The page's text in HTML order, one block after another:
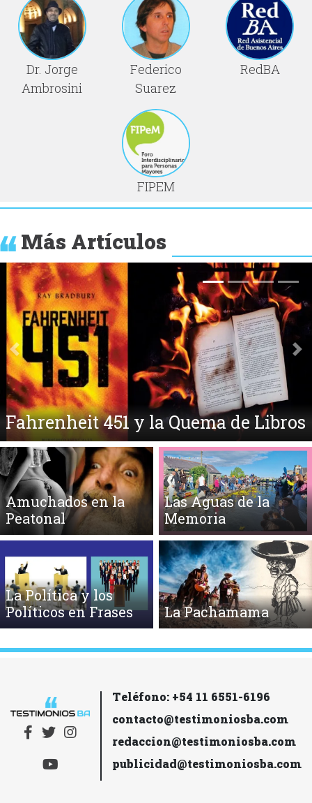
Dr. Jorge
Ambrosini
Federico
Suarez
RedBA
FIPEM
Más Artículos
El Ajenjo
Anterior
Amuchados en la
Peatonal
Las Aguas de la
Memoria
La Política y los
Políticos en Frases
La Pachamama
Teléfono: +54 11 6551-6196
contacto@testimoniosba.com
redaccion@testimoniosba.com
publicidad@testimoniosba.com